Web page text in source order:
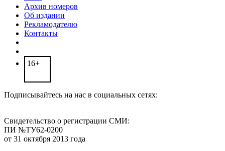
Архив номеров
Об издании
Рекламодателю
Контакты
16+
Подписывайтесь на нас в социальных сетях:
Свидетельство о регистрации СМИ:
ПИ №ТУ62-0200
от 31 октября 2013 года